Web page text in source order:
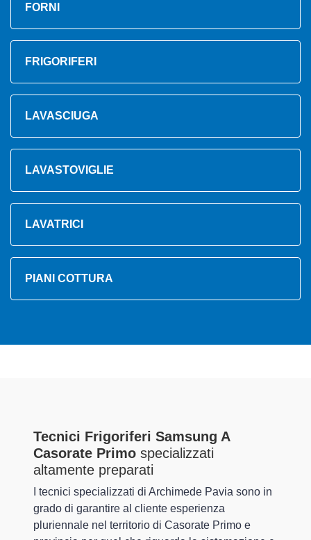
FORNI
FRIGORIFERI
LAVASCIUGA
LAVASTOVIGLIE
LAVATRICI
PIANI COTTURA
Tecnici Frigoriferi Samsung A
Casorate Primo specializzati
altamente preparati
I tecnici specializzati di Archimede Pavia sono in
grado di garantire al cliente esperienza
pluriennale nel territorio di Casorate Primo e